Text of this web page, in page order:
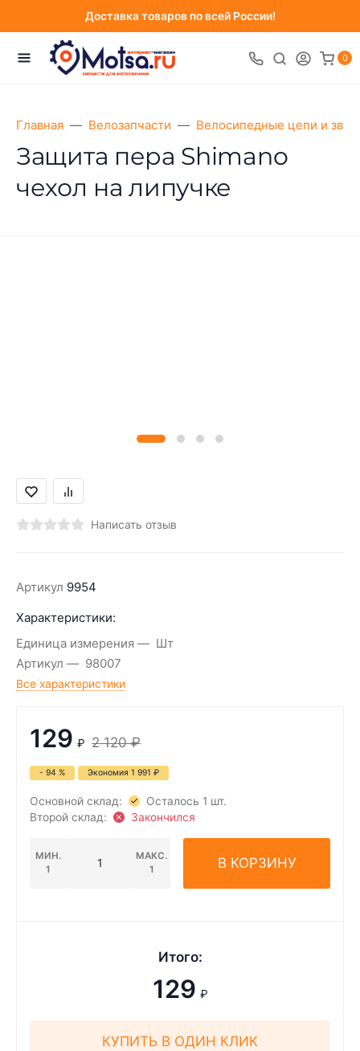
Доставка товаров по всей России!
0
Главная Велозапчасти Велосипедные цепи и
Защита пера Shimano
чехол на липучке
Написать отзыв
Артикул 9954
Характеристики:
Единица измерения
Шт
Артикул
98007
Все характеристики
129 ₽ 2 120 ₽
- 94 % Экономия 1 991 ₽
Основной склад:
Осталось 1 шт.
Второй склад:
Закончился
МИН.
1
МАКС.
1
В КОРЗИНУ
Итого:
129 ₽
КУПИТЬ В ОДИН КЛИК